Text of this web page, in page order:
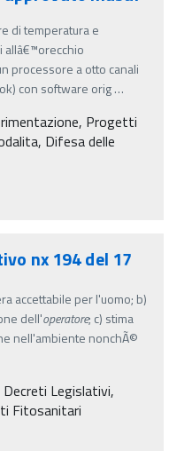
di temperatura e
allâ€™orecchio
processore a otto canali
con software orig…
Progetti
Difesa delle
nx 194 del 17
accettabile per l'uomo; b)
dell'operatore; c) stima
nell'ambiente nonchÃ©
Legislativi,
Fitosanitari